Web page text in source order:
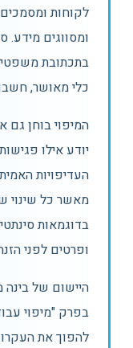
לקוחות
ומסווגים מידע.
בתכתובת
כלי מאושר,
המיפוי בוחן גם
יודע אילו
העדיפויות
מאשר כל שינוי
בדוגמאות
ופרטים לפני
היישום של בינה
בפרק "מיפוי
להפוך את